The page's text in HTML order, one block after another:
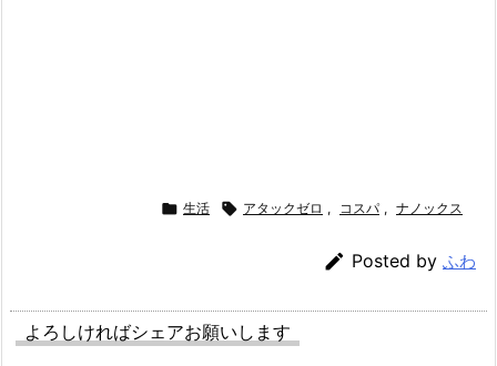
 生活  アタックゼロ , コスパ , ナノックス
 Posted by ふわ
よろしければシェアお願いします